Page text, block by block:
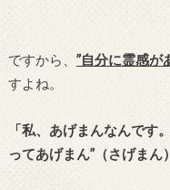
ですから、 ”自分に霊感が
すよね。
「私、あげまんなんです。
ってあげまん”（さげまん）